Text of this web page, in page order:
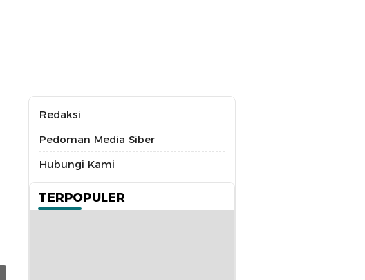
Redaksi
Pedoman Media Siber
Hubungi Kami
TERPOPULER